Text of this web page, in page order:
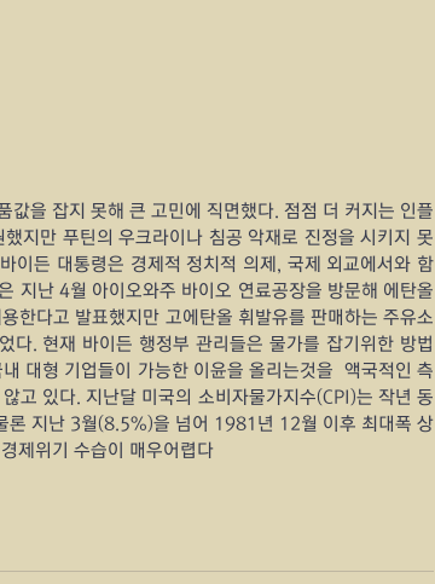
을 잡지 못해 큰 고민에 직면했다. 점점 더 커지는 인플
지만 푸틴의 우크라이나 침공 악재로 진정을 시키지 못
이든 대통령은 경제적 정치적 의제, 국제 외교에서와 함
지난 4월 아이오와주 바이오 연료공장을 방문해 에탄올
한다고 발표했지만 고에탄올 휘발유를 판매하는 주유소
다. 현재 바이든 행정부 관리들은 물가를 잡기위한 방법
대형 기업들이 가능한 이윤을 올리는것을  액국적인 측
고 있다. 지난달 미국의 소비자물가지수(CPI)는 작년 동
지난 3월(8.5%)을 넘어 1981년 12월 이후 최대폭 상
제위기 수습이 매우어렵다